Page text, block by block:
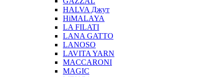
HALVA Джут
HiMALAYA
LA FILATI
LANA GATTO
LANOSO
LAVITA YARN
MACCARONI
MAGIC